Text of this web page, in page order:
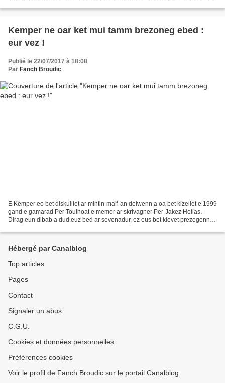
Kemper ne oar ket mui tamm brezoneg ebed :
eur vez !
Publié le 22/07/2017 à 18:08
Par Fanch Broudic
E Kemper eo bet diskuillet ar mintin-mañ an delwenn a oa bet kizellet e 1999
gand e gamarad Per Toulhoat e memor ar skrivagner Per-Jakez Helias.
Dirag eun dibab a dud euz bed ar sevenadur, ez eus bet klevet prezegennou
Hébergé par Canalblog
Top articles
Pages
Contact
Signaler un abus
C.G.U.
Cookies et données personnelles
Préférences cookies
Voir le profil de Fanch Broudic sur le portail Canalblog